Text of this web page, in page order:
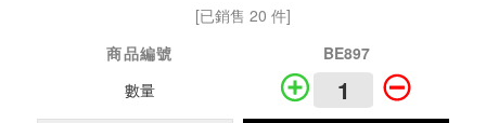
[已銷售 20 件]
商品編號
BE897
數量